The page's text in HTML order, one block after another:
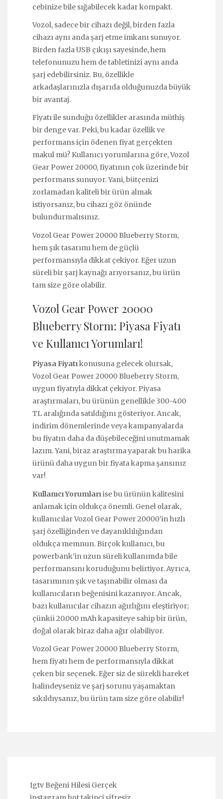
cebinize bile sığabilecek kadar kompakt.
Vozol, sadece bir cihazı değil, birden fazla
cihazı aynı anda şarj etme imkanı sunuyor.
Birden fazla USB çıkışı sayesinde, hem
telefonunuzu hem de tabletinizi aynı anda
şarj edebilirsiniz. Bu, özellikle
arkadaşlarınızla dışarıda olduğunuzda büyük
bir avantaj.
Fiyatı ile sunduğu özellikler arasında müthiş
bir denge var. Peki, bu kadar özellik ve
performans için ödenen fiyat gerçekten
makul mü? Kullanıcı yorumlarına göre, Vozol
Gear Power 20000, fiyatının çok üzerinde bir
performans sunuyor. Yani, bütçenizi
zorlamadan kaliteli bir ürün almak
istiyorsanız, bu cihazı göz önünde
bulundurmalısınız.
Vozol Gear Power 20000 Blueberry Storm,
hem şık tasarımı hem de güçlü
performansıyla dikkat çekiyor. Eğer uzun
süreli bir şarj kaynağı arıyorsanız, bu ürün
tam size göre olabilir.
Vozol Gear Power 20000
Blueberry Storm: Piyasa Fiyatı
ve Kullanıcı Yorumları!
Piyasa Fiyatıkonusuna gelecek olursak,
Vozol Gear Power 20000 Blueberry Storm,
uygun fiyatıyla dikkat çekiyor. Piyasa
araştırmaları, bu ürünün genellikle 300-400
TL aralığında satıldığını gösteriyor. Ancak,
indirim dönemlerinde veya kampanyalarda
bu fiyatın daha da düşebileceğini unutmamak
lazım. Yani, biraz araştırma yaparak bu harika
ürünü daha uygun bir fiyata kapma şansınız
var!
Kullanıcı Yorumlarıise bu ürünün kalitesini
anlamak için oldukça önemli. Genel olarak,
kullanıcılar Vozol Gear Power 20000’in hızlı
şarj özelliğinden ve dayanıklılığından
oldukça memnun. Birçok kullanıcı, bu
powerbank’in uzun süreli kullanımda bile
performansını koruduğunu belirtiyor. Ayrıca,
tasarımının şık ve taşınabilir olması da
kullanıcıların beğenisini kazanıyor. Ancak,
bazı kullanıcılar cihazın ağırlığını eleştiriyor;
çünkü 20.000 mAh kapasiteye sahip bir ürün,
doğal olarak biraz daha ağır olabiliyor.
Vozol Gear Power 20000 Blueberry Storm,
hem fiyatı hem de performansıyla dikkat
çeken bir seçenek. Eğer siz de sürekli hareket
halindeyseniz ve şarj sorunu yaşamaktan
sıkıldıysanız, bu ürün tam size göre olabilir!
Igtv Beğeni Hilesi Gerçek